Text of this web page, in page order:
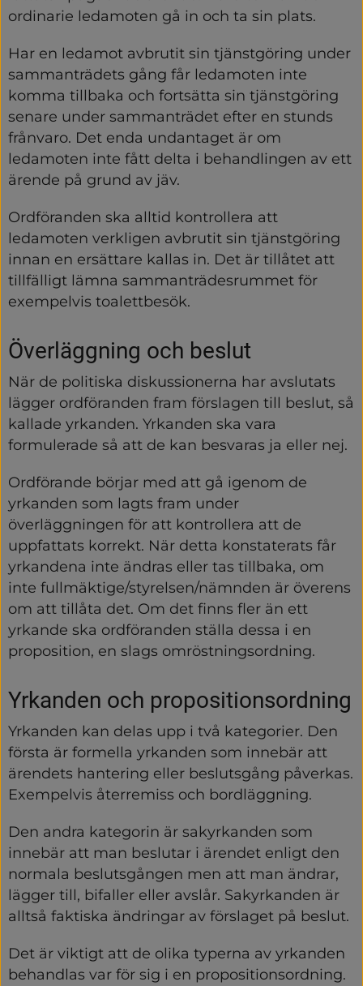
ordinarie ledamoten gå in och ta sin plats.
Har en ledamot avbrutit sin tjänstgöring under
sammanträdets gång får ledamoten inte
komma tillbaka och fortsätta sin tjänstgöring
senare under sammanträdet efter en stunds
frånvaro. Det enda undantaget är om
ledamoten inte fått delta i behandlingen av ett
ärende på grund av jäv.
Ordföranden ska alltid kontrollera att
ledamoten verkligen avbrutit sin tjänstgöring
innan en ersättare kallas in. Det är tillåtet att
tillfälligt lämna sammanträdesrummet för
exempelvis toalettbesök.
Överläggning och beslut
När de politiska diskussionerna har avslutats
lägger ordföranden fram förslagen till beslut, så
kallade yrkanden. Yrkanden ska vara
formulerade så att de kan besvaras ja eller nej.
Ordförande börjar med att gå igenom de
yrkanden som lagts fram under
överläggningen för att kontrollera att de
uppfattats korrekt. När detta konstaterats får
yrkandena inte ändras eller tas tillbaka, om
inte fullmäktige/styrelsen/nämnden är överens
om att tillåta det. Om det finns fler än ett
yrkande ska ordföranden ställa dessa i en
proposition, en slags omröstningsordning.
Yrkanden och propositionsordning
Yrkanden kan delas upp i två kategorier. Den
första är formella yrkanden som innebär att
ärendets hantering eller beslutsgång påverkas.
Exempelvis återremiss och bordläggning.
Den andra kategorin är sakyrkanden som
innebär att man beslutar i ärendet enligt den
normala beslutsgången men att man ändrar,
lägger till, bifaller eller avslår. Sakyrkanden är
alltså faktiska ändringar av förslaget på beslut.
Det är viktigt att de olika typerna av yrkanden
behandlas var för sig i en propositionsordning.